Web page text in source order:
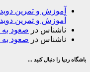
و تمرین دویدن –
و تمرین دویدن
درصعود به قله دماوند
درصعود به کوه هزار
کنید ...